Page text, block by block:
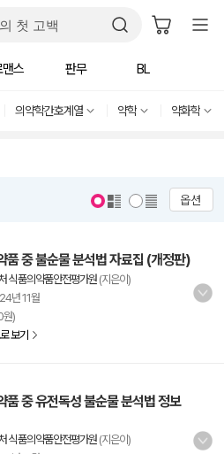
스 판무 BL
의약학간호계열 약학 약화학
옵션
품 중 불순물 분석법 자료집 (개정판)
식품의약품안전평가원 (지은이)
년 11월
원)
보기
품 중 유전독성 불순물 분석법 정보
식품의약품안전평가원 (지은이)